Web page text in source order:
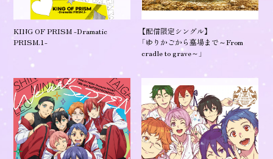
KING OF PRISM -Dramatic
PRISM.1-
【配信限定シングル】
「ゆりかごから墓場まで～From
cradle to grave～」